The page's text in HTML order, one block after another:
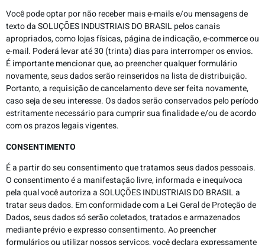
Você pode optar por não receber mais e-mails e/ou mensagens de
texto da SOLUÇÕES INDUSTRIAIS DO BRASIL pelos canais
apropriados, como lojas físicas, página de indicação, e-commerce ou
e-mail. Poderá levar até 30 (trinta) dias para interromper os envios.
É importante mencionar que, ao preencher qualquer formulário
novamente, seus dados serão reinseridos na lista de distribuição.
Portanto, a requisição de cancelamento deve ser feita novamente,
caso seja de seu interesse. Os dados serão conservados pelo período
estritamente necessário para cumprir sua finalidade e/ou de acordo
com os prazos legais vigentes.
CONSENTIMENTO
É a partir do seu consentimento que tratamos seus dados pessoais.
O consentimento é a manifestação livre, informada e inequívoca
pela qual você autoriza a SOLUÇÕES INDUSTRIAIS DO BRASIL a
tratar seus dados. Em conformidade com a Lei Geral de Proteção de
Dados, seus dados só serão coletados, tratados e armazenados
mediante prévio e expresso consentimento. Ao preencher
formulários ou utilizar nossos serviços, você declara expressamente